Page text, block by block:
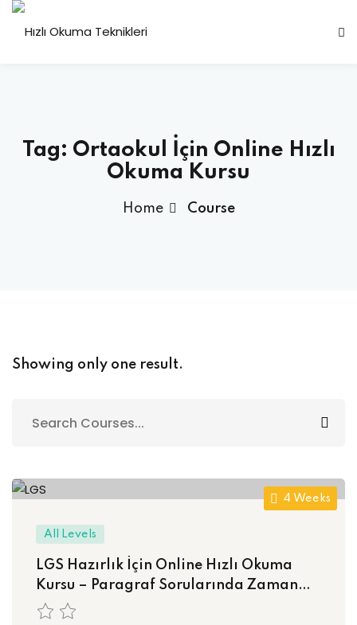
Tag: Ortaokul İçin Online Hızlı
Okuma Kursu
Home Course
Showing only one result.
4 Weeks
All Levels
LGS Hazırlık İçin Online Hızlı Okuma
Kursu – Paragraf Sorularında Zaman
Kazan, Netlerini Artır!
Sign in